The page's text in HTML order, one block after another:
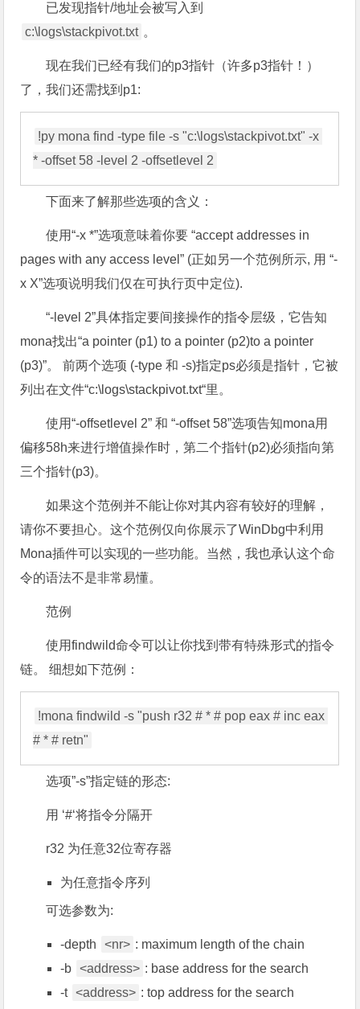
已发现指针/地址会被写入到
c:\logs\stackpivot.txt 。
现在我们已经有我们的p3指针（许多p3指针！）
了，我们还需找到p1:
!py mona find -type file -s "c:\logs\stackpivot.txt" -x
下面来了解那些选项的含义：
使用“-x *”选项意味着你要 “accept addresses in
pages with any access level” (正如另一个范例所示, 用 “-
x X”选项说明我们仅在可执行页中定位).
“-level 2”具体指定要间接操作的指令层级，它告知
mona找出“a pointer (p1) to a pointer (p2)to a pointer
(p3)”。 前两个选项 (-type 和 -s)指定ps必须是指针，它被
列出在文件“c:\logs\stackpivot.txt“里。
使用“-offsetlevel 2” 和 “-offset 58”选项告知mona用
偏移58h来进行增值操作时，第二个指针(p2)必须指向第
三个指针(p3)。
如果这个范例并不能让你对其内容有较好的理解，
请你不要担心。这个范例仅向你展示了WinDbg中利用
Mona插件可以实现的一些功能。当然，我也承认这个命
令的语法不是非常易懂。
范例
使用findwild命令可以让你找到带有特殊形式的指令
链。 细想如下范例：
!mona findwild -s "push r32 # * # pop eax # inc eax
选项”-s”指定链的形态:
用 ‘#‘将指令分隔开
r32 为任意32位寄存器
为任意指令序列
可选参数为:
-depth <nr> : maximum length of the chain
-b
<address> : base address for the search
-t <address> : top address for the search